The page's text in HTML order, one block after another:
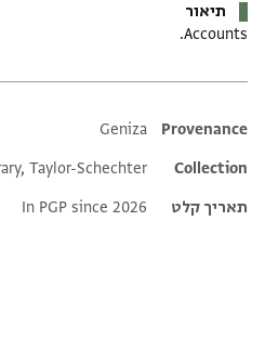
תיאור
Accounts.
Additional metadata
Provenance
Geniza
Collection
Taylor-Schechter
תאריך קלט
In PGP since 2026